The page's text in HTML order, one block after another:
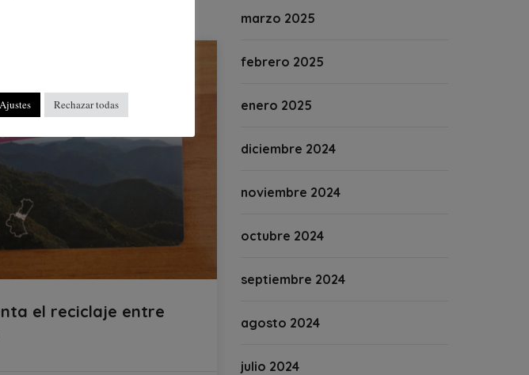
el reciclaje entre
marzo 2025
febrero 2025
enero 2025
diciembre 2024
noviembre 2024
octubre 2024
septiembre 2024
agosto 2024
julio 2024
Ajustes Rechazar todas